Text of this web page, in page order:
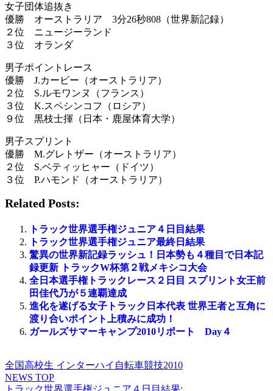
女子団体追抜き
優勝 オーストラリア 3分26秒808（世界新記録）
２位 ニュージーランド
３位 オランダ
男子ポイントレース
優勝 J.カービー（オーストラリア）
２位 S.ルモワンヌ（フランス）
３位 K.スペシンコフ（ロシア）
９位 黒枝士揮（日本・鹿屋体育大学）
男子スプリント
優勝 M.グレトザー（オーストラリア）
２位 S.ベティッヒャー（ドイツ）
３位 P.ハモンド（オーストラリア）
Related Posts:
トラック世界選手権ジュニア４日目結果
トラック世界選手権ジュニア最終日結果
驚異の世界新記録ラッシュ！日本勢も４種目で日本記
録更新 トラックW杯第２戦メキシコ大会
全日本選手権トラックレース２日目 スプリント女王前
田佳代乃が５連覇達成
進化を遂げる女子トラック日本代表 世界王者と互角に
渡り合いポイント上積みに成功！
ガールズサマーキャンプ2010リポート Day４
全国高校生 インターハイ自転車競技2010
NEWS TOP